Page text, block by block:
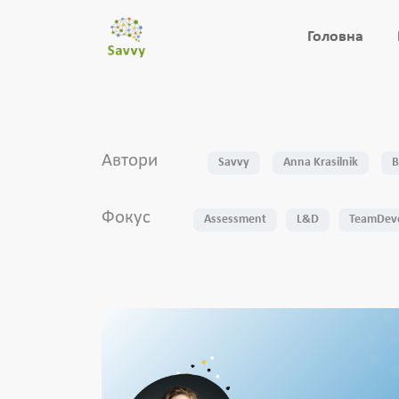
Головна
Автори Savvy Anna Krasilnik
Фокус Assessment L&D